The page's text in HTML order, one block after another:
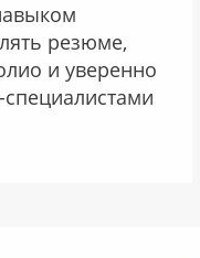
резюме,
и уверенно